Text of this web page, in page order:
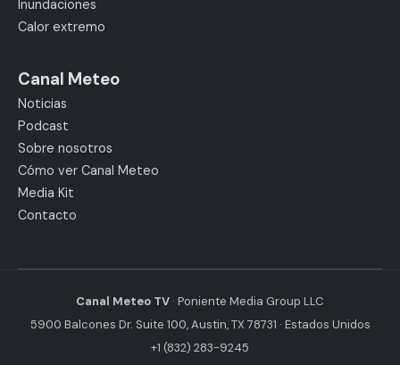
Inundaciones
Calor extremo
Canal Meteo
Noticias
Podcast
Sobre nosotros
Cómo ver Canal Meteo
Media Kit
Contacto
Canal Meteo TV · Poniente Media Group LLC
5900 Balcones Dr. Suite 100, Austin, TX 78731 · Estados Unidos
+1 (832) 283-9245